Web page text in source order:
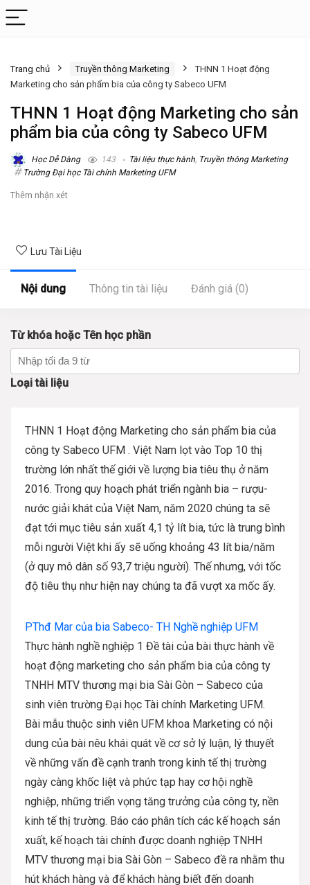
Trang chủ Truyền thông Marketing
THNN 1 Hoạt động
Marketing cho sản phẩm bia của công ty Sabeco UFM
THNN 1 Hoạt động Marketing cho sản
phẩm bia của công ty Sabeco UFM
Học Dễ Dàng 143 Tài liệu thực hành, Truyền thông Marketing
Trường Đại học Tài chính Marketing UFM
Thêm nhận xét
Lưu Tài Liệu
Nội dung Thông tin tài liệu Đánh giá (0)
Từ khóa hoặc Tên học phần
Loại tài liệu
THNN 1 Hoạt động Marketing cho sản phẩm bia của
công ty Sabeco UFM . Việt Nam lọt vào Top 10 thị
trường lớn nhất thế giới về lượng bia tiêu thụ ở năm
2016. Trong quy hoạch phát triển ngành bia – rượu-
nước giải khát của Việt Nam, năm 2020 chúng ta sẽ
đạt tới mục tiêu sản xuất 4,1 tỷ lít bia, tức là trung bình
mỗi người Việt khi ấy sẽ uống khoảng 43 lít bia/năm
(ở quy mô dân số 93,7 triệu người). Thế nhưng, với tốc
độ tiêu thụ như hiện nay chúng ta đã vượt xa mốc ấy.
PThđ Mar của bia Sabeco- TH Nghề nghiệp UFM
Thực hành nghề nghiệp 1 Đề tài của bài thực hành về
hoạt động marketing cho sản phẩm bia của công ty
TNHH MTV thương mại bia Sài Gòn – Sabeco của
sinh viên trường Đại học Tài chính Marketing UFM.
Bài mẫu thuộc sinh viên UFM khoa Marketing có nội
dung của bài nêu khái quát về cơ sở lý luận, lý thuyết
về những vấn đề cạnh tranh trong kinh tế thị trường
ngày càng khốc liệt và phức tạp hay cơ hội nghề
nghiệp, những triển vọng tăng trưởng của công ty, nền
kinh tế thị trường. Báo cáo phân tích các kế hoạch sản
xuất, kế hoạch tài chính được doanh nghiệp TNHH
MTV thương mại bia Sài Gòn – Sabeco đề ra nhằm thu
hút khách hàng và để khách hàng biết đến doanh